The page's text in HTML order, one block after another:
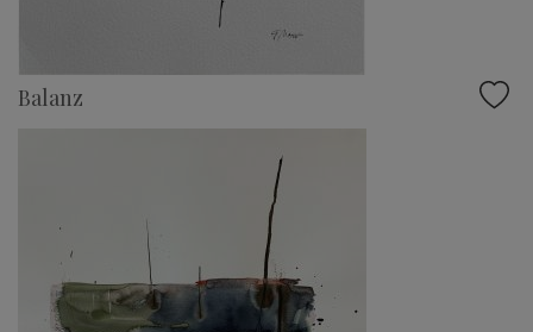
Balanz